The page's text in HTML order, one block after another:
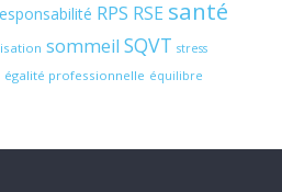
RPS RSE santé
sommeil SQVT stress
égalité professionnelle équilibre